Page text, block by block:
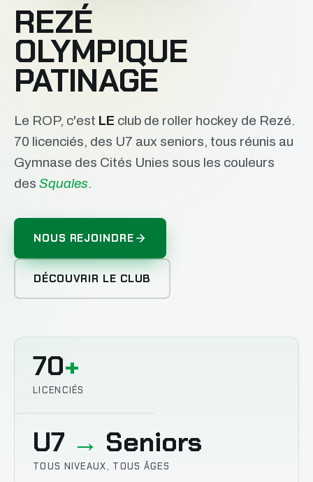
REZÉ
OLYMPIQUE
PATINAGE
Le ROP, c'est LE club de roller hockey de Rezé.
70 licenciés, des U7 aux seniors, tous réunis au
Gymnase des Cités Unies sous les couleurs
des Squales.
NOUS REJOINDRE
DÉCOUVRIR LE CLUB
70+
LICENCIÉS
U7 → Seniors
TOUS NIVEAUX, TOUS ÂGES